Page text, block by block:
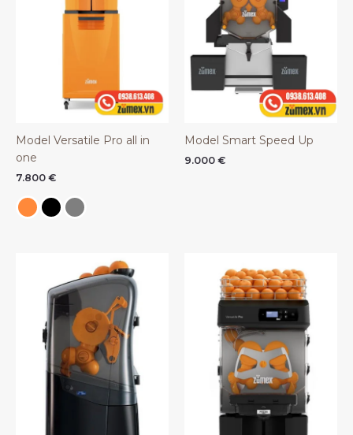
Model Versatile Pro all in
one
7.800 €
Model Smart Speed Up
9.000 €